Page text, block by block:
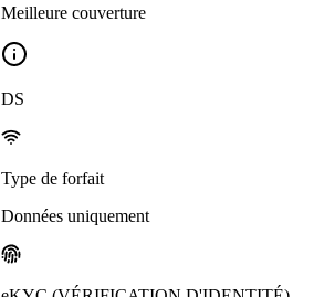
Meilleure couverture
DS
Type de forfait
Données uniquement